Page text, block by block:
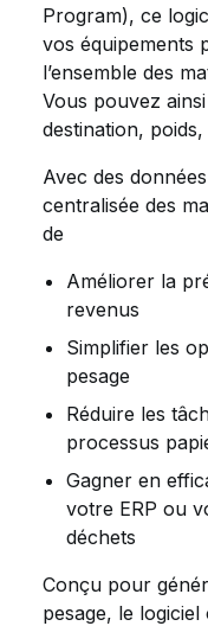
Program), ce
vos équipements
l’ensemble des
Vous pouvez
destination,
Avec des
centralisée des
de
Améliorer la
revenus
Simplifier les
pesage
Réduire les
processus
Gagner en
votre ERP ou
déchets
Conçu pour
pesage, le